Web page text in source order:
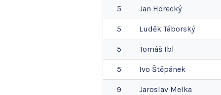
5 Jan Horecký
5 Luděk Táborský
5 Tomáš Ibl
5 Ivo Štěpánek
9 Jaroslav Melka